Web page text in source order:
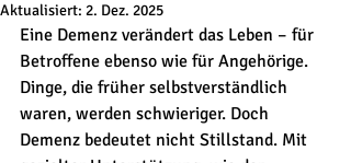
Aktualisiert: 2. Dez. 2025
Eine Demenz verändert das Leben – für
Betroffene ebenso wie für Angehörige.
Dinge, die früher selbstverständlich
waren, werden schwieriger. Doch
Demenz bedeutet nicht Stillstand. Mit